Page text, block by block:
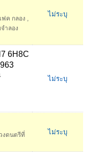
ฟค กลอง ,
ำลอง
ไม่ระบุ
6H8C
ไม่ระบุ
งดนตรีที่
ไม่ระบุ